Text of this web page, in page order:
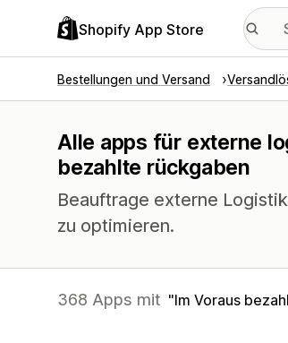
Shopify App Store
Bestellungen und Versand
Alle apps für externe
bezahlte rückgaben
Beauftrage externe
zu optimieren.
368 Apps mit Im Voraus